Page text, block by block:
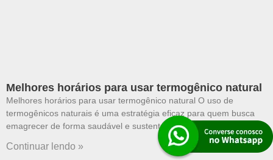
Melhores horários para usar termogênico natural
Melhores horários para usar termogênico natural O uso de
termogênicos naturais é uma estratégia eficaz para quem busca
emagrecer de forma saudável e sustentável. Produtos
Continuar lendo »